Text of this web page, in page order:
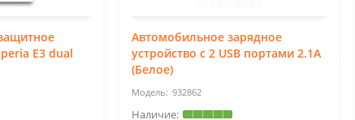
E3 dual
Автомобильное зарядное
устройство с 2 USB портами 2.1A
(Белое)
932862